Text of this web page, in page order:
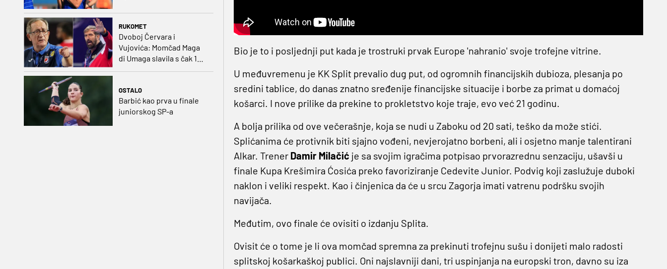
RUKOMET
Dvoboj Červara i
Vujovića: Momčad Maga
di Umaga slavila s čak 12
OSTALO
Barbić kao prva u finale
juniorskog SP-a
Bio je to i posljednji put kada je trostruki prvak Europe 'nahranio' svoje trofejne vitrine.
U međuvremenu je KK Split prevalio dug put, od ogromnih financijskih dubioza, plesanja po
sredini tablice, do danas znatno sređenije financijske situacije i borbe za primat u domaćoj
košarci. I nove prilike da prekine to prokletstvo koje traje, evo već 21 godinu.
A bolja prilika od ove večerašnje, koja se nudi u Zaboku od 20 sati, teško da može stići.
Splićanima će protivnik biti sjajno vođeni, nevjerojatno borbeni, ali i osjetno manje talentirani
Alkar. Trener Damir Milačić je sa svojim igračima potpisao prvorazrednu senzaciju, ušavši u
finale Kupa Krešimira Ćosića preko favoriziranje Cedevite Junior. Podvig koji zaslužuje duboki
naklon i veliki respekt. Kao i činjenica da će u srcu Zagorja imati vatrenu podršku svojih
navijača.
Međutim, ovo finale će ovisiti o izdanju Splita.
Ovisit će o tome je li ova momčad spremna za prekinuti trofejnu sušu i donijeti malo radosti
splitskoj košarkaškoj publici. Oni najslavniji dani, tri uspinjanja na europski tron, davno su iza